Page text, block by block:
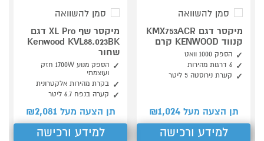
סמן להשוואה
מיקסר דגם KMX753ACR
קנווד KENWOOD קרם
הספק 1000 וואט
6 דרגות מהירות
קערת נירוסטה 5 ליטר
תן הצעה מעל ₪ 1,024
למידע ורכישה
סמן להשוואה
מיקסר שף XL Pro דגם
Kenwood KVL88.023BK
שחור
הספק מנוע 1700W חזק
ועוצמתי
בקרת מהירות אלקטרונית
קערה בנפח 6.7 ליטר
תן הצעה מעל ₪ 2,081
למידע ורכישה